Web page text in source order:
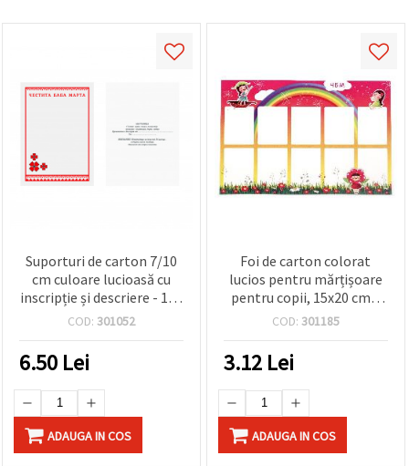
Suporturi de carton 7/10
cm culoare lucioasă cu
inscripție și descriere - 100
bucăți
COD: 301052
6.50 Lei
ADAUGA IN COS
Foi de carton colorat
lucios pentru mărțișoare
pentru copii, 15x20 cm –
Set de 10, culori asortate
COD: 301185
3.12 Lei
ADAUGA IN COS